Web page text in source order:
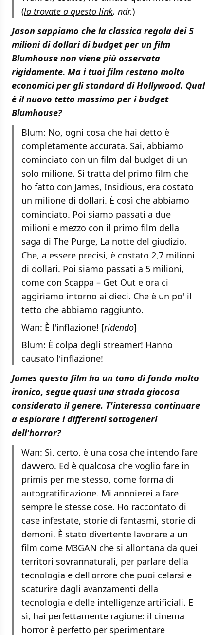
(la trovate a questo link, ndr.)
Jason sappiamo che la classica regola dei 5
milioni di dollari di budget per un film
Blumhouse non viene più osservata
rigidamente. Ma i tuoi film restano molto
economici per gli standard di Hollywood. Qual
è il nuovo tetto massimo per i budget
Blumhouse?
Blum: No, ogni cosa che hai detto è
completamente accurata. Sai, abbiamo
cominciato con un film dal budget di un
solo milione. Si tratta del primo film che
ho fatto con James, Insidious, era costato
un milione di dollari. È così che abbiamo
cominciato. Poi siamo passati a due
milioni e mezzo con il primo film della
saga di The Purge, La notte del giudizio.
Che, a essere precisi, è costato 2,7 milioni
di dollari. Poi siamo passati a 5 milioni,
come con Scappa – Get Out e ora ci
aggiriamo intorno ai dieci. Che è un po' il
tetto che abbiamo raggiunto.
Wan: È l'inflazione! [ridendo]
Blum: È colpa degli streamer! Hanno
causato l'inflazione!
James questo film ha un tono di fondo molto
ironico, segue quasi una strada giocosa
considerato il genere. T'interessa continuare
a esplorare i differenti sottogeneri
dell'horror?
Wan: Sì, certo, è una cosa che intendo fare
davvero. Ed è qualcosa che voglio fare in
primis per me stesso, come forma di
autogratificazione. Mi annoierei a fare
sempre le stesse cose. Ho raccontato di
case infestate, storie di fantasmi, storie di
demoni. È stato divertente lavorare a un
film come M3GAN che si allontana da quei
territori sovrannaturali, per parlare della
tecnologia e dell'orrore che puoi celarsi e
scaturire dagli avanzamenti della
tecnologia e delle intelligenze artificiali. E
sì, hai perfettamente ragione: il cinema
horror è perfetto per sperimentare